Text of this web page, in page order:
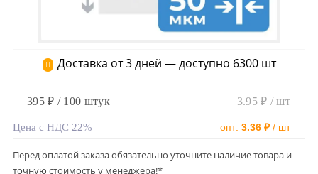
Доставка от 3 дней — доступно 6300 шт
395 ₽ / 100 штук 3.95 ₽ / шт
Цена с НДС 22% опт: 3.36 ₽/ шт
Перед оплатой заказа обязательно уточните наличие товара и
точную стоимость у менеджера!*